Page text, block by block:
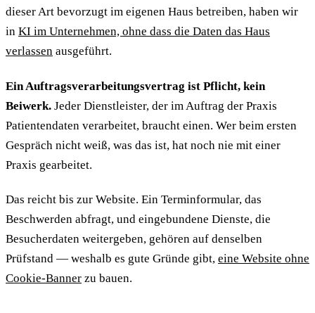
dieser Art bevorzugt im eigenen Haus betreiben, haben wir
in KI im Unternehmen, ohne dass die Daten das Haus
verlassen ausgeführt.
Ein Auftragsverarbeitungsvertrag ist Pflicht, kein
Beiwerk. Jeder Dienstleister, der im Auftrag der Praxis
Patientendaten verarbeitet, braucht einen. Wer beim ersten
Gespräch nicht weiß, was das ist, hat noch nie mit einer
Praxis gearbeitet.
Das reicht bis zur Website. Ein Terminformular, das
Beschwerden abfragt, und eingebundene Dienste, die
Besucherdaten weitergeben, gehören auf denselben
Prüfstand — weshalb es gute Gründe gibt, eine Website ohne
Cookie-Banner zu bauen.